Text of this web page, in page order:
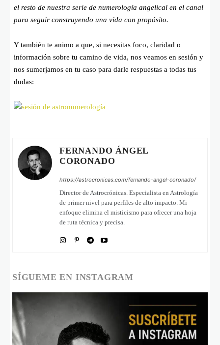
el resto de nuestra serie de numerología angelical en el canal
para seguir construyendo una vida con propósito.
Y también te animo a que, si necesitas foco, claridad o
información sobre tu camino de vida, nos veamos en sesión y
nos sumerjamos en tu caso para darle respuestas a todas tus
dudas:
FERNANDO ÁNGEL
CORONADO
https://astrocronicas.com/fernando-angel-coronado/
Director de Astrocrónicas. Especialista en Astrología
de primer nivel para perfiles de alto impacto. Mi
enfoque elimina el misticismo para ofrecer una hoja
de ruta técnica y precisa.
SÍGUEME EN INSTAGRAM